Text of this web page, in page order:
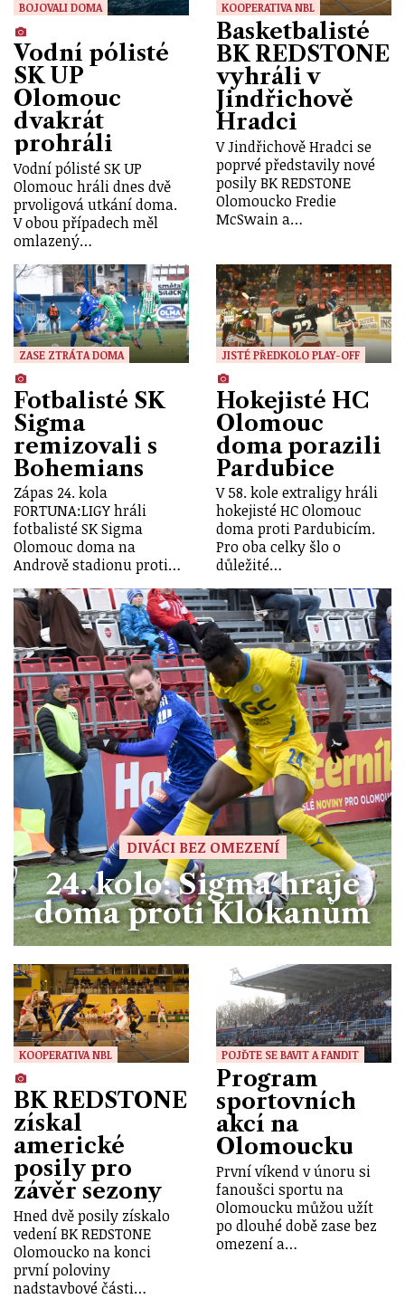
BOJOVALI DOMA
Vodní pólisté
SK UP
Olomouc
dvakrát
prohráli
Vodní pólisté SK UP
Olomouc hráli dnes dvě
prvoligová utkání doma.
V obou případech měl
omlazený…
KOOPERATIVA NBL
Basketbalisté
BK REDSTONE
vyhráli v
Jindřichově
Hradci
V Jindřichově Hradci se
poprvé představily nové
posily BK REDSTONE
Olomoucko Fredie
McSwain a…
ZASE ZTRÁTA DOMA
Fotbalisté SK
Sigma
remizovali s
Bohemians
Zápas 24. kola
FORTUNA:LIGY hráli
fotbalisté SK Sigma
Olomouc doma na
Andrově stadionu proti…
JISTÉ PŘEDKOLO PLAY-OFF
Hokejisté HC
Olomouc
doma porazili
Pardubice
V 58. kole extraligy hráli
hokejisté HC Olomouc
doma proti Pardubicím.
Pro oba celky šlo o
důležité…
DIVÁCI BEZ OMEZENÍ
24. kolo: Sigma hraje
doma proti Klokanům
KOOPERATIVA NBL
BK REDSTONE
získal
americké
posily pro
závěr sezony
Hned dvě posily získalo
vedení BK REDSTONE
Olomoucko na konci
první poloviny
nadstavbové části…
POJĎTE SE BAVIT A FANDIT
Program
sportovních
akcí na
Olomoucku
První víkend v únoru si
fanoušci sportu na
Olomoucku můžou užít
po dlouhé době zase bez
omezení a…